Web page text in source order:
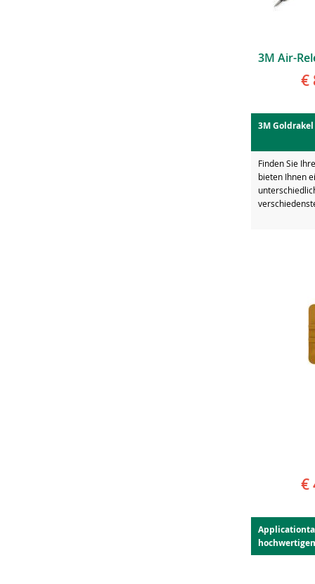
€
3M Goldrakel
Finden Sie
bieten Ihnen
€